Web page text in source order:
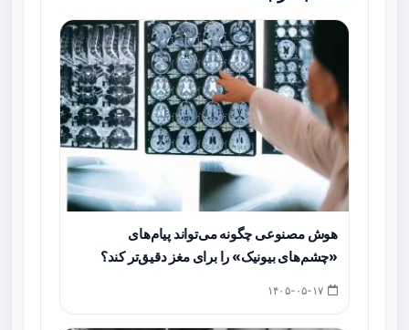
هوش مصنوعی چگونه می‌تواند پیام‌های
«چشم‌های بیونیک» را برای مغز دقیق‌تر کند؟